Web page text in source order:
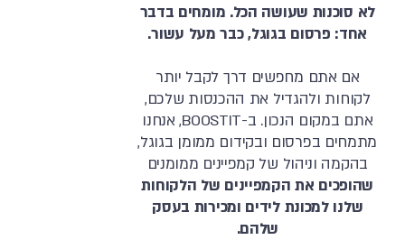
לא סוכנות שעושה הכל. מומחים בדבר
אחד: פרסום בגוגל, כבר מעל עשור.
אם אתם מחפשים דרך לקבל יותר
לקוחות ולהגדיל את ההכנסות שלכם,
אתם במקום הנכון. ב-BOOSTIT, אנחנו
מתמחים בפרסום ובקידום ממומן בגוגל,
בהקמה וניהול של קמפיינים ממומנים
שהופכים את הקמפיינים של הלקוחות
שלנו למכונת לידים ומכירות בעסק
שלהם.